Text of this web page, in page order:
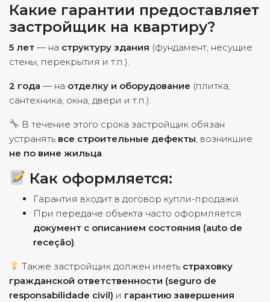
Какие гарантии предоставляет
застройщик на квартиру?
5 лет — на структуру здания (фундамент, несущие
стены, перекрытия и т.п.).
2 года — на отделку и оборудование (плитка,
сантехника, окна, двери и т.п.).
В течение этого срока застройщик обязан
устранять все строительные дефекты , возникшие
не по вине жильца
Как оформляется:
Гарантия входит в договор купли-продажи.
При передаче объекта часто оформляется
документ с описанием состояния (auto de
receção)
Также застройщик должен иметь страховку
гражданской ответственности (seguro de
responsabilidade civil) и гарантию завершения